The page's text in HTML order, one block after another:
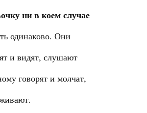
ни в коем случае
одинаково. Они
и видят, слушают
говорят и молчат,